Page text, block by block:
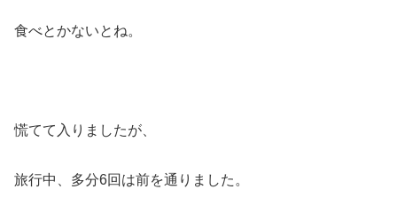
食べとかないとね。
慌てて入りましたが、
旅行中、多分6回は前を通りました。